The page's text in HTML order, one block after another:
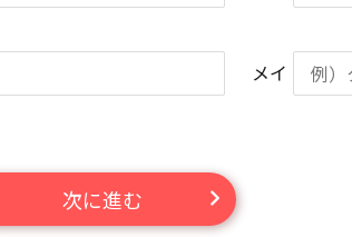
メイ
次に進む